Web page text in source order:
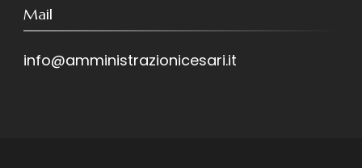
Mail
info@amministrazionicesari.it